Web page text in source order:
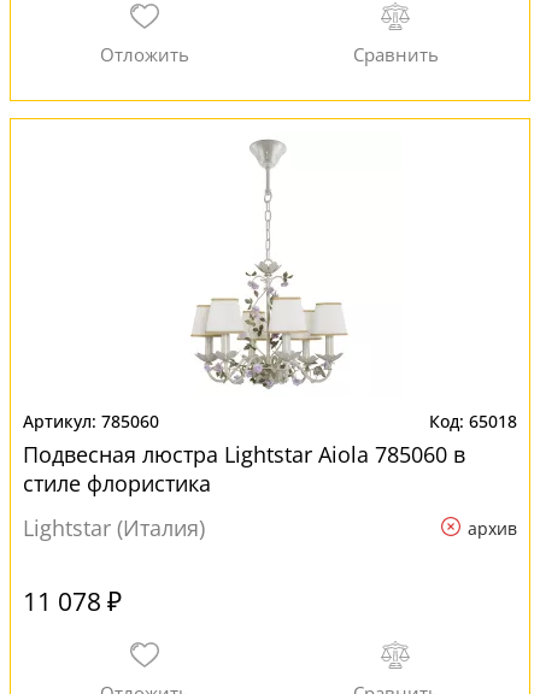
785060 65018
Подвесная люстра Lightstar Aiola 785060 в
стиле флористика
Lightstar (Италия)
архив
11 078 ₽